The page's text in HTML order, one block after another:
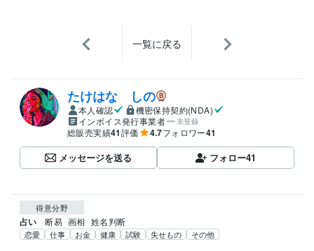
一覧に戻る
たけはな しの
本人確認
機密保持契約(NDA)
インボイス発行事業者
未登録
総販売実績41評価 4.7フォロワー41
メッセージを送る フォロー41
得意分野
占い 断易 画相 姓名判断
恋愛 仕事 お金 健康 試験 失せもの その他